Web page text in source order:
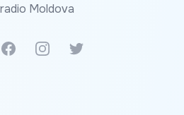
Moldova
News
FacebookInstagramTwitter